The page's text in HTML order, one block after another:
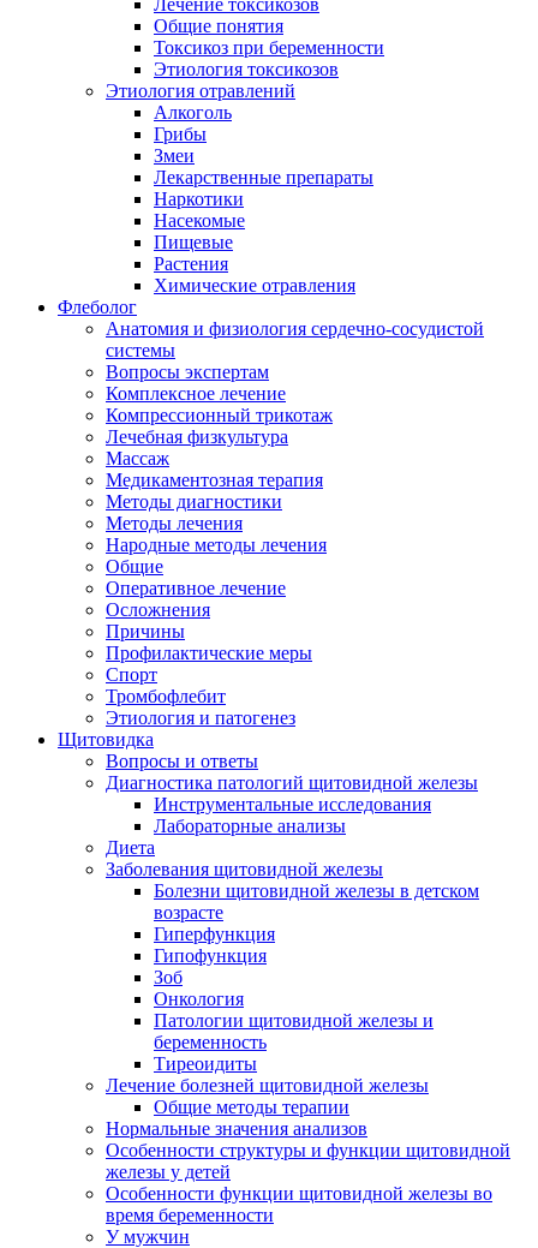
Лечение токсикозов
Общие понятия
Токсикоз при беременности
Этиология токсикозов
Этиология отравлений
Алкоголь
Грибы
Змеи
Лекарственные препараты
Наркотики
Насекомые
Пищевые
Растения
Химические отравления
Флеболог
Анатомия и физиология сердечно-сосудистой
системы
Вопросы экспертам
Комплексное лечение
Компрессионный трикотаж
Лечебная физкультура
Массаж
Медикаментозная терапия
Методы диагностики
Методы лечения
Народные методы лечения
Общие
Оперативное лечение
Осложнения
Причины
Профилактические меры
Спорт
Тромбофлебит
Этиология и патогенез
Щитовидка
Вопросы и ответы
Диагностика патологий щитовидной железы
Инструментальные исследования
Лабораторные анализы
Диета
Заболевания щитовидной железы
Болезни щитовидной железы в детском
возрасте
Гиперфункция
Гипофункция
Зоб
Онкология
Патологии щитовидной железы и
беременность
Тиреоидиты
Лечение болезней щитовидной железы
Общие методы терапии
Нормальные значения анализов
Особенности структуры и функции щитовидной
железы у детей
Особенности функции щитовидной железы во
время беременности
У мужчин